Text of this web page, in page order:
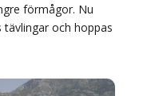
förmågor. Nu
och hoppas